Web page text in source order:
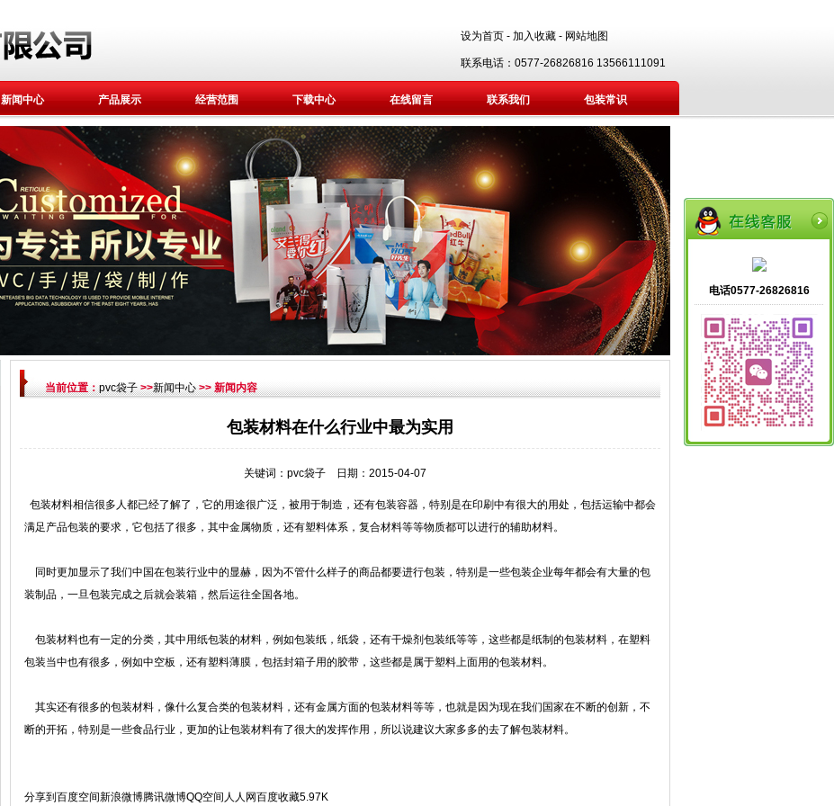
设为首页 - 加入收藏 - 网站地图
联系电话：0577-26826816 13566111091
新闻中心 产品展示 经营范围 下载中心 在线留言 联系我们 包装常识
当前位置：pvc袋子>>新闻中心>> 新闻内容
包装材料在什么行业中最为实用
关键词： pvc袋子日期：2015-04-07
包装材料相信很多人都已经了解了，它的用途很广泛，被用于制造，还有包装容器，特别是在印刷中有很大的用处，包括运输中都会
满足产品包装的要求，它包括了很多，其中金属物质，还有塑料体系，复合材料等等物质都可以进行的辅助材料。
同时更加显示了我们中国在包装行业中的显赫，因为不管什么样子的商品都要进行包装，特别是一些包装企业每年都会有大量的包
装制品，一旦包装完成之后就会装箱，然后运往全国各地。
包装材料也有一定的分类，其中用纸包装的材料，例如包装纸，纸袋，还有干燥剂包装纸等等，这些都是纸制的包装材料，在塑料
包装当中也有很多，例如中空板，还有塑料薄膜，包括封箱子用的胶带，这些都是属于塑料上面用的包装材料。
其实还有很多的包装材料，像什么复合类的包装材料，还有金属方面的包装材料等等，也就是因为现在我们国家在不断的创新，不
断的开拓，特别是一些食品行业，更加的让包装材料有了很大的发挥作用，所以说建议大家多多的去了解包装材料。
分享到 百度空间新浪微博腾讯微博QQ空间 人人网百度收藏5.97K
电话0577-26826816